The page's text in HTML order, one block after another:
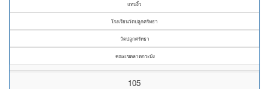
แทนงิ้ว
โรงเรียนวัดปลูกศรัทธา
วัดปลูกศรัทธา
คณะเขตลาดกระบัง
105